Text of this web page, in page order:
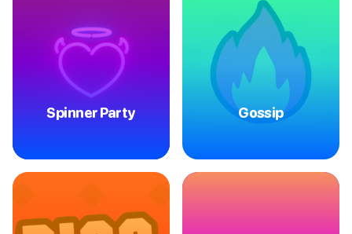
Spinner Party Gossip